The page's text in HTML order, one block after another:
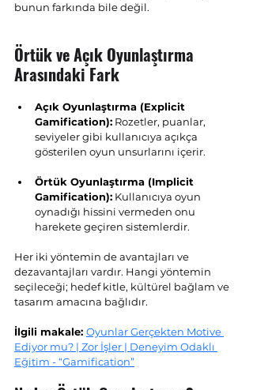
bunun farkında bile değil.
Örtük ve Açık Oyunlaştırma
Arasındaki Fark
Açık Oyunlaştırma (Explicit
Gamification): Rozetler, puanlar,
seviyeler gibi kullanıcıya açıkça
gösterilen oyun unsurlarını içerir.
Örtük Oyunlaştırma (Implicit
Gamification): Kullanıcıya oyun
oynadığı hissini vermeden onu
harekete geçiren sistemlerdir.
Her iki yöntemin de avantajları ve
dezavantajları vardır. Hangi yöntemin
seçileceği; hedef kitle, kültürel bağlam ve
tasarım amacına bağlıdır.
İlgili makale: Oyunlar Gerçekten Motive
Ediyor mu? | Zor İşler | Deneyim Odaklı
Eğitim - “Gamification”